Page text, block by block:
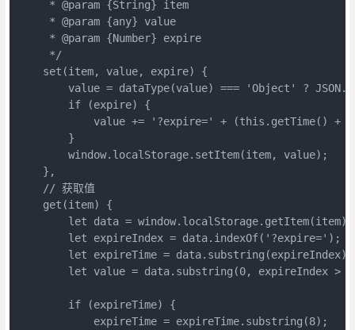
     * @param {String} item
     * @param {any} value
     * @param {Number} expire
     */
    set(item, value, expire) {
value = dataType(value) === 'Object' ?
        if (expire) {
value += '?expire=' + (this.getTime() +
        }
        window.localStorage.setItem(item, value);
    },
    // 获取值
    get(item) {
let data = window.localStorage.getItem(item)
        let expireIndex = data.indexOf('?expire=');
        let expireTime = data.substring(expireIndex);
let value = data.substring(0, expireIndex >
        if (expireTime) {
            expireTime = expireTime.substring(8);